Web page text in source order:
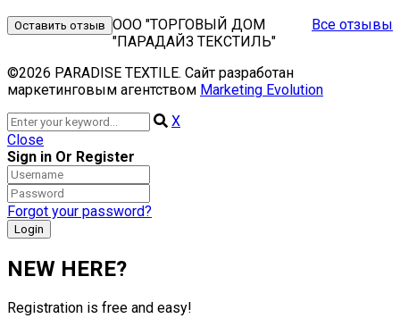
Оставить отзыв Все отзывы
ООО "ТОРГОВЫЙ ДОМ
"ПАРАДАЙЗ ТЕКСТИЛЬ"
©2026 PARADISE TEXTILE. Сайт разработан
маркетинговым агентством Marketing Evolution
X
Close
Sign in Or Register
Forgot your password?
NEW HERE?
Registration is free and easy!